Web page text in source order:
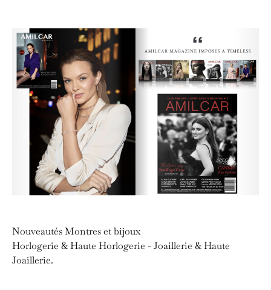
Nouveautés Montres et bijoux
Horlogerie & Haute Horlogerie - Joaillerie & Haute
Joaillerie.